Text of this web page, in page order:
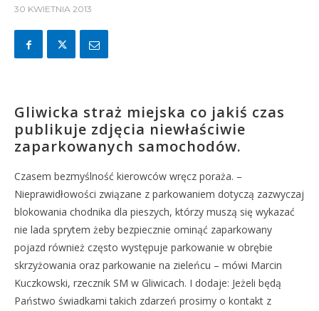
30 KWIETNIA 2013
Gliwicka straż miejska co jakiś czas
publikuje zdjęcia niewłaściwie
zaparkowanych samochodów.
Czasem bezmyślność kierowców wręcz poraża. –
Nieprawidłowości związane z parkowaniem dotyczą zazwyczaj
blokowania chodnika dla pieszych, którzy muszą się wykazać
nie lada sprytem żeby bezpiecznie ominąć zaparkowany
pojazd również często występuje parkowanie w obrębie
skrzyżowania oraz parkowanie na zieleńcu – mówi Marcin
Kuczkowski, rzecznik SM w Gliwicach. I dodaje: Jeżeli będą
Państwo świadkami takich zdarzeń prosimy o kontakt z